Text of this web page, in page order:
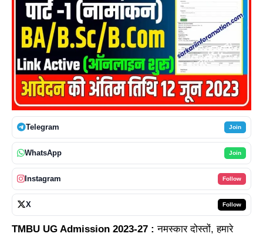
Telegram Join
WhatsApp Join
Instagram Follow
X Follow
TMBU UG Admission 2023-27 : नमस्कार दोस्तों, हमारे